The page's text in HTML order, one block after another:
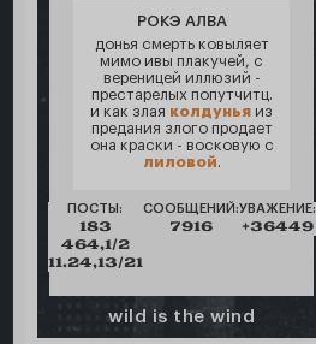
РОКЭ АЛВА
донья смерть ковыляет
мимо ивы плакучей, с
вереницей иллюзий -
престарелых попутчитц.
и как злая колдунья из
предания злого продает
она краски - восковую с
лиловой
ПОСТЫ:
183
464,1/2
11.24,13/21
СООБЩЕНИЙ:
7916
УВАЖЕНИЕ:
+36449
wild is the wind